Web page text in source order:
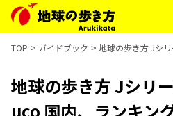
TOP ガイドブック 地球の歩き方 Jシ
地球の歩き方 Jシリ
uco 国内、ランキン